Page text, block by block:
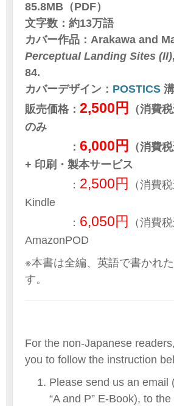
85.8MB（PDF）
文字数：約13万語
カバー作品：Arakawa and
Perceptual Landing Sites (II)
84.
カバーデザイン： POSTICS
販売価格： 2,500円
（消費
のみ
： 6,000円
（消費
+ 印刷・製本サービス
： 2,500円
（消費
Kindle
： 6,050円
（消費税
AmazonPOD
※本書は全編、英語で書かれ
す。
For the non-Japanese
you to follow the instruction
Please send us an email
“A and P” E-Book), to